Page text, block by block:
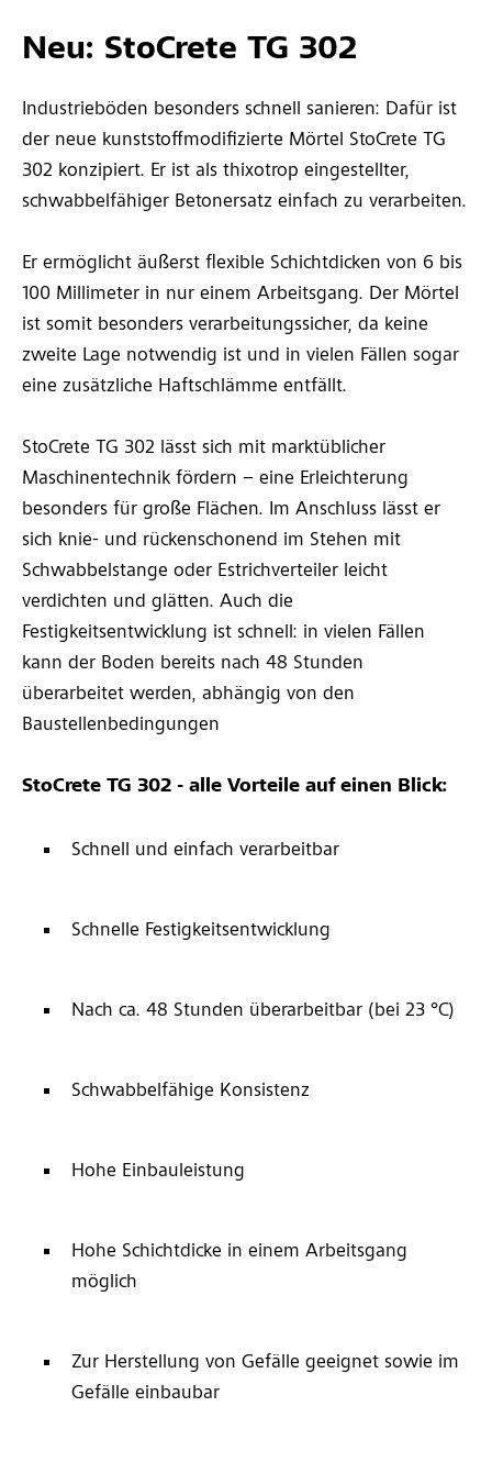
Neu: StoCrete TG 302
Industrieböden besonders schnell sanieren: Dafür ist
der neue kunststoffmodifizierte Mörtel StoCrete TG
302 konzipiert. Er ist als thixotrop eingestellter,
schwabbelfähiger Betonersatz einfach zu verarbeiten.
Er ermöglicht äußerst flexible Schichtdicken von 6 bis
100 Millimeter in nur einem Arbeitsgang. Der Mörtel
ist somit besonders verarbeitungssicher, da keine
zweite Lage notwendig ist und in vielen Fällen sogar
eine zusätzliche Haftschlämme entfällt.
StoCrete TG 302 lässt sich mit marktüblicher
Maschinentechnik fördern – eine Erleichterung
besonders für große Flächen. Im Anschluss lässt er
sich knie- und rückenschonend im Stehen mit
Schwabbelstange oder Estrichverteiler leicht
verdichten und glätten. Auch die
Festigkeitsentwicklung ist schnell: in vielen Fällen
kann der Boden bereits nach 48 Stunden
überarbeitet werden, abhängig von den
Baustellenbedingungen
StoCrete TG 302 - alle Vorteile auf einen Blick:
Schnell und einfach verarbeitbar
Schnelle Festigkeitsentwicklung
Nach ca. 48 Stunden überarbeitbar (bei 23 °C)
Schwabbelfähige Konsistenz
Hohe Einbauleistung
Hohe Schichtdicke in einem Arbeitsgang
möglich
Zur Herstellung von Gefälle geeignet sowie im
Gefälle einbaubar